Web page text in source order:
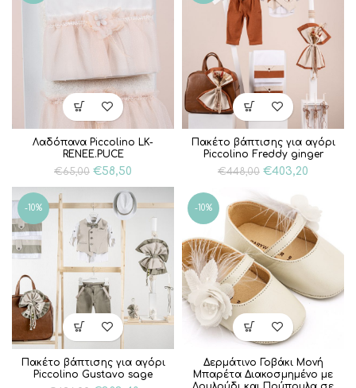
Λαδόπανα Piccolino LK-
RENEE.PUCE
€65,00 Original
price
was:
€65,00.
€58,50
τρέχουσα
τιμή
είναι:
Πακέτο βάπτισης για αγόρι
Piccolino Freddy ginger
€448,00 Original
was:
€448,00.
€403,20
είναι:
€403,20.
-10%
Πακέτο βάπτισης για αγόρι
Piccolino Gustavo sage
-10%
Δερμάτινο Γοβάκι Μονή
Μπαρέτα Διακοσμημένο με